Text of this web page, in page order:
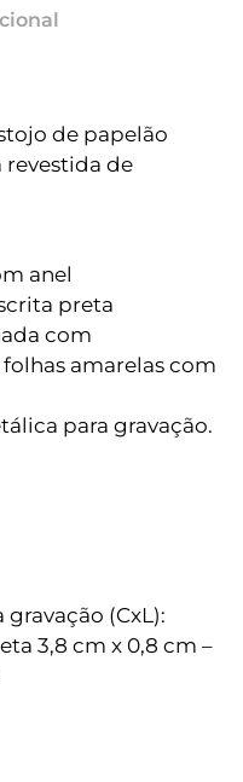
de papelão
de
anel
preta
com
amarelas com
para gravação.
gravação (CxL):
3,8 cm x 0,8 cm –